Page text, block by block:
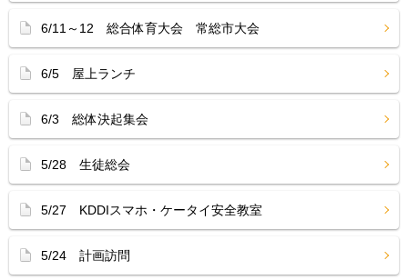
6/11～12 総合体育大会 常総市大会
6/5 屋上ランチ
6/3 総体決起集会
5/28 生徒総会
5/27 KDDIスマホ・ケータイ安全教室
5/24 計画訪問